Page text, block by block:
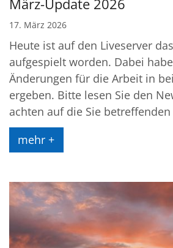
März-Update 2026
17. März 2026
Heute ist auf den Liveserver
aufgespielt worden. Dabei
Änderungen für die Arbeit in
ergeben. Bitte lesen Sie den
achten auf die Sie
mehr +